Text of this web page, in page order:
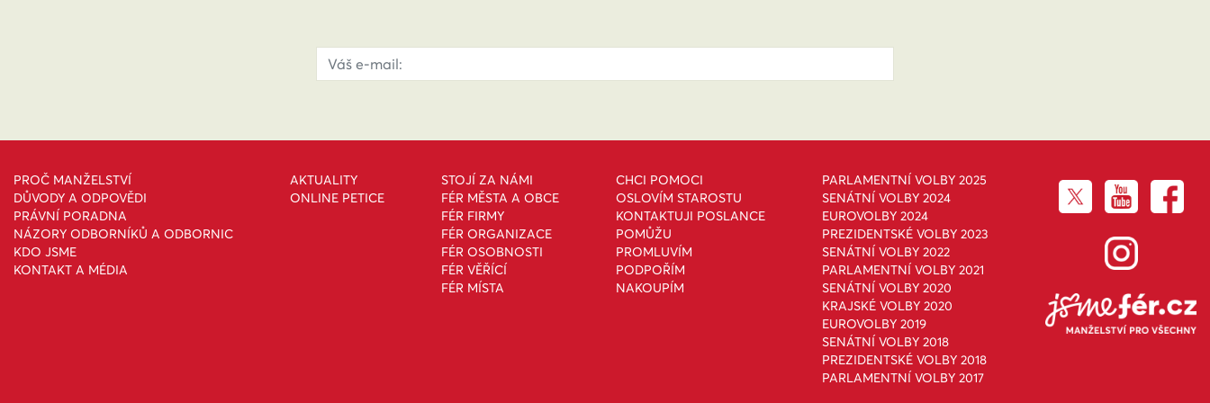
PROČ MANŽELSTVÍ
DŮVODY A ODPOVĚDI
PRÁVNÍ PORADNA
NÁZORY ODBORNÍKŮ A ODBORNIC
KDO JSME
KONTAKT A MÉDIA
AKTUALITY
ONLINE PETICE
STOJÍ ZA NÁMI
FÉR MĚSTA A OBCE
FÉR FIRMY
FÉR ORGANIZACE
FÉR OSOBNOSTI
FÉR VĚŘÍCÍ
FÉR MÍSTA
CHCI POMOCI
OSLOVÍM STAROSTU
KONTAKTUJI POSLANCE
POMŮŽU
PROMLUVÍM
PODPOŘÍM
NAKOUPÍM
PARLAMENTNÍ VOLBY 2025
SENÁTNÍ VOLBY 2024
EUROVOLBY 2024
PREZIDENTSKÉ VOLBY 2023
SENÁTNÍ VOLBY 2022
PARLAMENTNÍ VOLBY 2021
SENÁTNÍ VOLBY 2020
KRAJSKÉ VOLBY 2020
EUROVOLBY 2019
SENÁTNÍ VOLBY 2018
PREZIDENTSKÉ VOLBY 2018
PARLAMENTNÍ VOLBY 2017